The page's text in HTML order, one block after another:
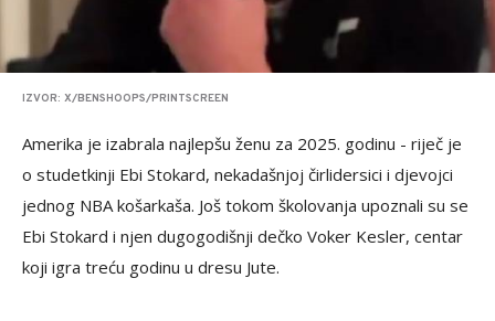
IZVOR: X/BENSHOOPS/PRINTSCREEN
Amerika je izabrala najlepšu ženu za 2025. godinu - riječ je
o studetkinji Ebi Stokard, nekadašnjoj čirlidersici i djevojci
jednog NBA košarkaša. Još tokom školovanja upoznali su se
Ebi Stokard i njen dugogodišnji dečko Voker Kesler, centar
koji igra treću godinu u dresu Jute.